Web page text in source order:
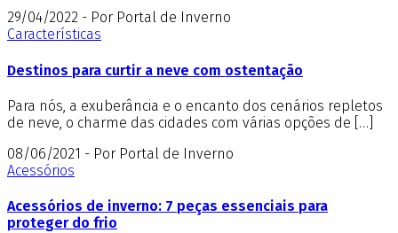
29/04/2022 - Por Portal de Inverno
Características
Destinos para curtir a neve com ostentação
Para nós, a exuberância e o encanto dos cenários repletos
de neve, o charme das cidades com várias opções de […]
08/06/2021 - Por Portal de Inverno
Acessórios
Acessórios de inverno: 7 peças essenciais para
proteger do frio